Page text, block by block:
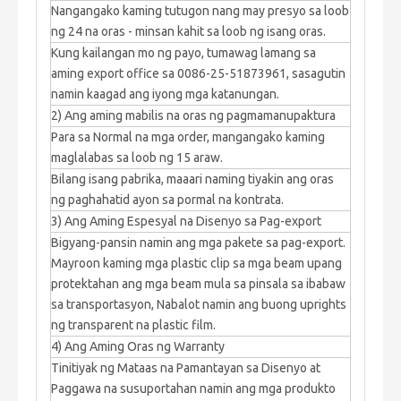
Nangangako kaming tutugon nang may presyo sa loob
ng 24 na oras - minsan kahit sa loob ng isang oras.
Kung kailangan mo ng payo, tumawag lamang sa
aming export office sa 0086-25-51873961, sasagutin
namin kaagad ang iyong mga katanungan.
2) Ang aming mabilis na oras ng pagmamanupaktura
Para sa Normal na mga order, mangangako kaming
maglalabas sa loob ng 15 araw.
Bilang isang pabrika, maaari naming tiyakin ang oras
ng paghahatid ayon sa pormal na kontrata.
3) Ang Aming Espesyal na Disenyo sa Pag-export
Bigyang-pansin namin ang mga pakete sa pag-export.
Mayroon kaming mga plastic clip sa mga beam upang
protektahan ang mga beam mula sa pinsala sa ibabaw
sa transportasyon, Nabalot namin ang buong uprights
ng transparent na plastic film.
4) Ang Aming Oras ng Warranty
Tinitiyak ng Mataas na Pamantayan sa Disenyo at
Paggawa na susuportahan namin ang mga produkto